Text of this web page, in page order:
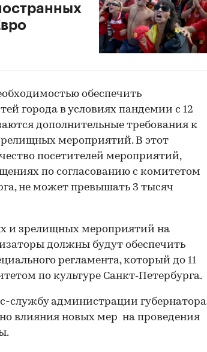
обеспечить
города в условиях пандемии с 12
дополнительные требования к
мероприятий. В этот
посетителей мероприятий,
по согласованию с комитетом
не может превышать 3 тысяч
и зрелищных мероприятий на
должны будут обеспечить
регламента, который до 11
по культуре Санкт‑Петербурга.
службу администрации губернатора
влияния новых мер на проведения